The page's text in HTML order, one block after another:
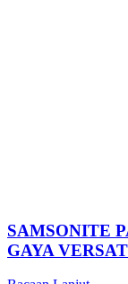
SAMSONITE
GAYA